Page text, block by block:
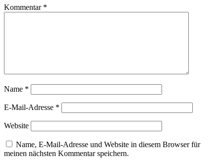
Kommentar *
Name *
E-Mail-Adresse *
Website
Name, E-Mail-Adresse und Website in diesem Browser für
meinen nächsten Kommentar speichern.